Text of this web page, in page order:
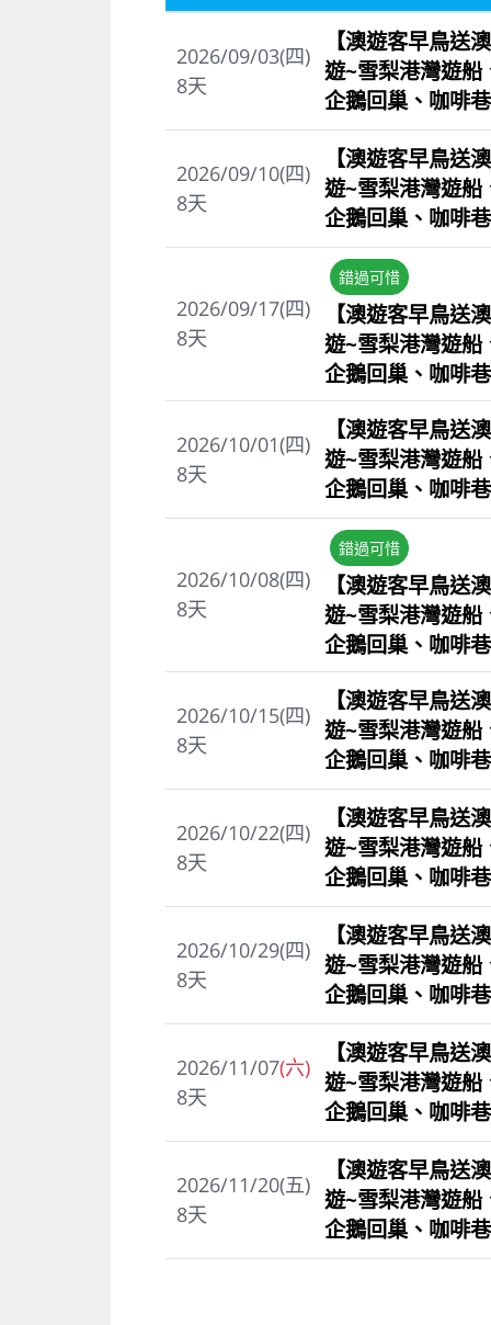
2026/09/03(四)
8天
【澳遊客早鳥送
遊~雪梨港灣遊船
企鵝回巢、咖啡
2026/09/10(四)
8天
【澳遊客早鳥送
遊~雪梨港灣遊船
企鵝回巢、咖啡
2026/09/17(四)
8天
錯過可惜
【澳遊客早鳥送
遊~雪梨港灣遊船
企鵝回巢、咖啡
2026/10/01(四)
8天
【澳遊客早鳥送
遊~雪梨港灣遊船
企鵝回巢、咖啡
2026/10/08(四)
8天
錯過可惜
【澳遊客早鳥送
遊~雪梨港灣遊船
企鵝回巢、咖啡
2026/10/15(四)
8天
【澳遊客早鳥送
遊~雪梨港灣遊船
企鵝回巢、咖啡
2026/10/22(四)
8天
【澳遊客早鳥送
遊~雪梨港灣遊船
企鵝回巢、咖啡
2026/10/29(四)
8天
【澳遊客早鳥送
遊~雪梨港灣遊船
企鵝回巢、咖啡
2026/11/07(六)
8天
【澳遊客早鳥送
遊~雪梨港灣遊船
企鵝回巢、咖啡
2026/11/20(五)
8天
【澳遊客早鳥送
遊~雪梨港灣遊船
企鵝回巢、咖啡